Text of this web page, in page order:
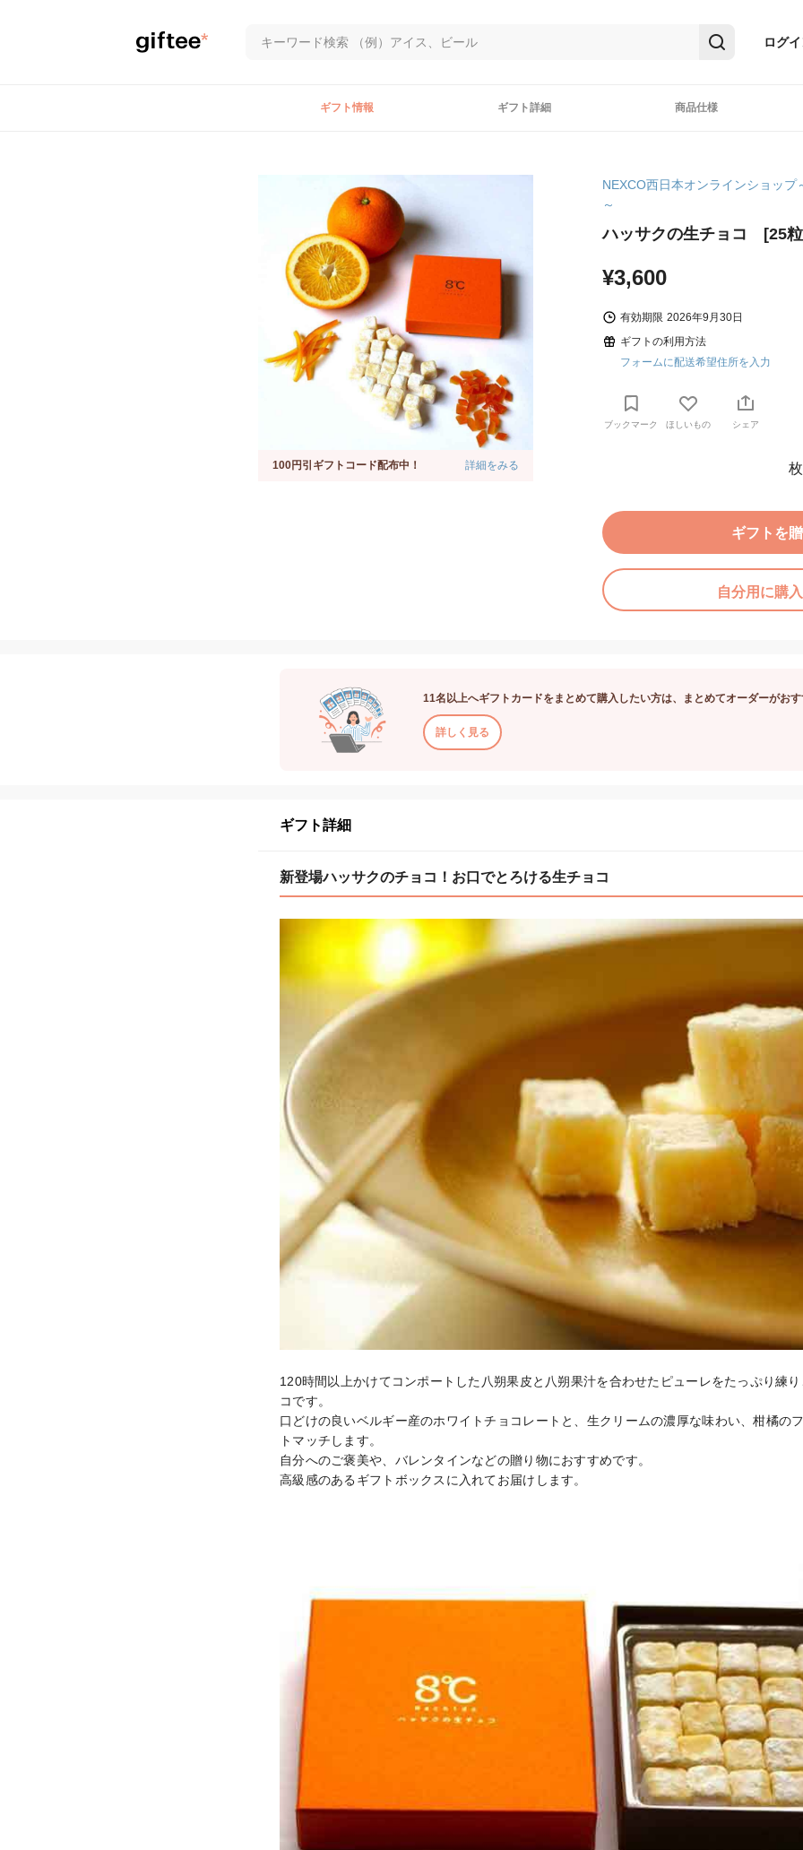
ログ
ギフト情報 ギフト詳細 商品仕様
100円引ギフトコード配布中！ 詳細をみる
NEXCO西日本オンラインショップ
～
ハッサクの生チョコ [25
¥3,600
有効期限 2026年9月30日
ギフトの利用方法
フォームに配送希望住所を入力
ブックマーク ほしいもの シェア
ギフトを
自分用に購
11名以上へギフトカードをまとめて購入したい方は、まとめてオーダーがおす
詳しく見る
ギフト詳細
新登場ハッサクのチョコ！お口でとろける生チョコ
120時間以上かけてコンポートした八朔果皮と八朔果汁を合わせたピューレをたっぷり練
コです。
口どけの良いベルギー産のホワイトチョコレートと、生クリームの濃厚な味わい、柑橘の
トマッチします。
自分へのご褒美や、バレンタインなどの贈り物におすすめです。
高級感のあるギフトボックスに入れてお届けします。